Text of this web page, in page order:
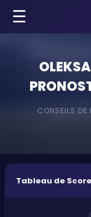
☰
CONSEILS DE
Tableau de Score